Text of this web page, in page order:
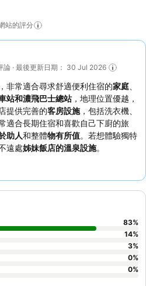
站的評分
論 · 最後更新日期： 30 Jul 2026
非常適合尋求舒適便利住宿的家庭
站和濃飛巴士總站 ，地理位置優越，
提供完善的客房設施，包括洗衣機、
適合長期住宿和喜歡自己下廚的旅
助人和整體物有所值。若想體驗獨特
遠處姊妹飯店的溫泉設施。
83%
14%
3%
0%
0%